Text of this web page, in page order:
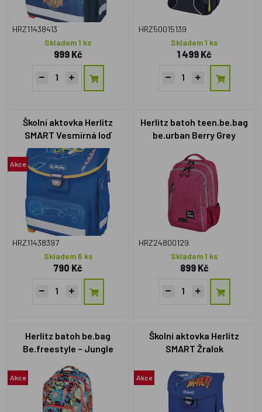
HRZ11438413
Skladem 1 ks
999 Kč
HRZ50015139
Skladem 1 ks
1 499 Kč
Školní aktovka Herlitz
SMART Vesmírná loď
Akce
HRZ11438397
Skladem 6 ks
790 Kč
Herlitz batoh teen.be.bag
be.urban Berry Grey
HRZ24800129
Skladem 1 ks
899 Kč
Herlitz batoh be.bag
Be.freestyle – Jungle
Akce
Školní aktovka Herlitz
SMART Žralok
Akce